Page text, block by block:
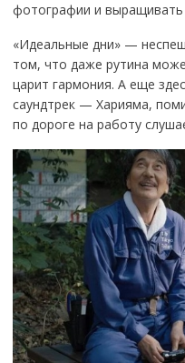
фотографии и выращивать
«Идеальные дни» —
том, что даже рутина
царит гармония. А еще
саундтрек — Харияма,
по дороге на работу